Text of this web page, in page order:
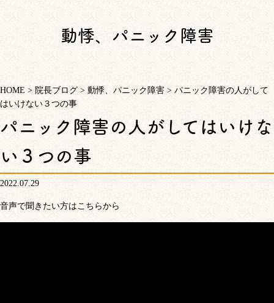
動悸、パニック障害
HOME > 院長ブログ>動悸、パニック障害 > パニック障害の人がして
はいけない３つの事
パニック障害の人がしてはいけな
い３つの事
2022.07.29
音声で聞きたい方はこちらから